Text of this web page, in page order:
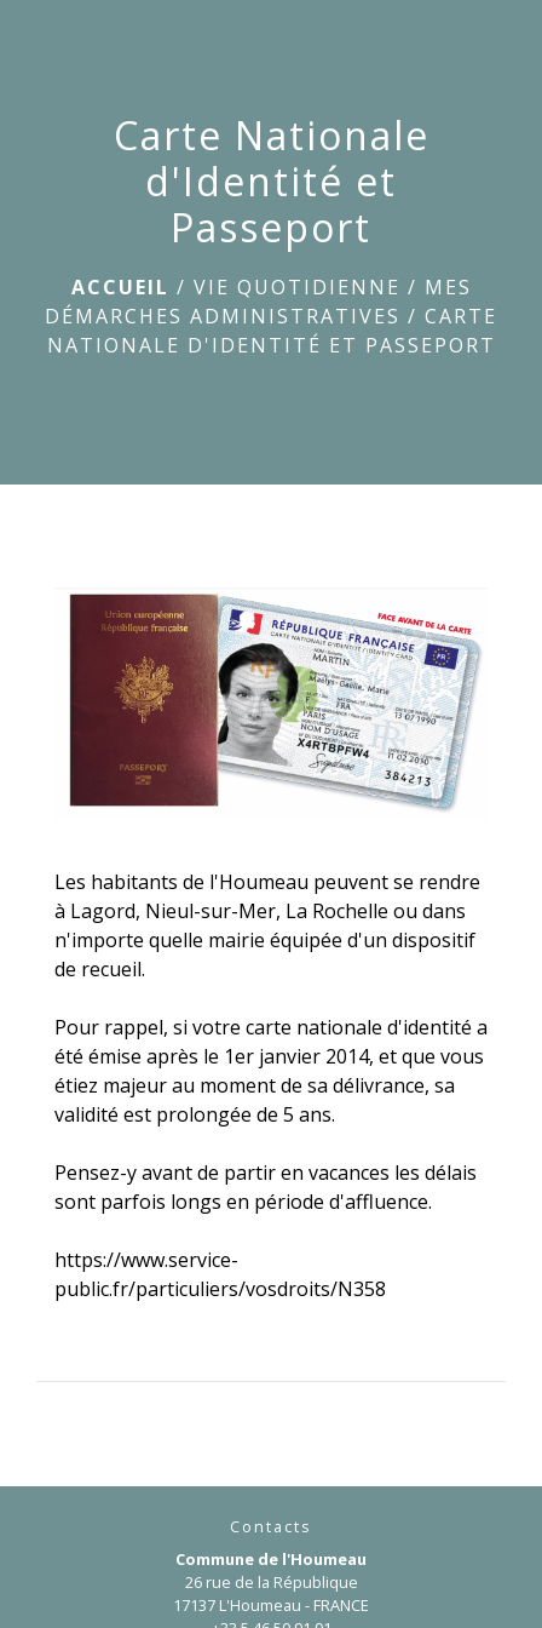
Carte Nationale
d'Identité et
Passeport
ACCUEIL / VIE QUOTIDIENNE / MES
DÉMARCHES ADMINISTRATIVES / CARTE
NATIONALE D'IDENTITÉ ET PASSEPORT
Les habitants de l'Houmeau peuvent se rendre
à Lagord, Nieul-sur-Mer, La Rochelle ou dans
n'importe quelle mairie équipée d'un dispositif
de recueil.
Pour rappel, si votre carte nationale d'identité a
été émise après le 1er janvier 2014, et que vous
étiez majeur au moment de sa délivrance, sa
validité est prolongée de 5 ans.
Pensez-y avant de partir en vacances les délais
sont parfois longs en période d'affluence.
https://www.service-
public.fr/particuliers/vosdroits/N358
Contacts
Commune de l'Houmeau
26 rue de la République
17137 L'Houmeau - FRANCE